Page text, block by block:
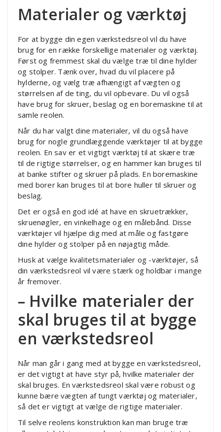
Materialer og værktøj
For at bygge din egen værkstedsreol vil du have
brug for en række forskellige materialer og værktøj.
Først og fremmest skal du vælge træ til dine hylder
og stolper. Tænk over, hvad du vil placere på
hylderne, og vælg træ afhængigt af vægten og
størrelsen af de ting, du vil opbevare. Du vil også
have brug for skruer, beslag og en boremaskine til at
samle reolen.
Når du har valgt dine materialer, vil du også have
brug for nogle grundlæggende værktøjer til at bygge
reolen. En sav er et vigtigt værktøj til at skære træ
til de rigtige størrelser, og en hammer kan bruges til
at banke stifter og skruer på plads. En boremaskine
med borer kan bruges til at bore huller til skruer og
beslag.
Det er også en god idé at have en skruetrækker,
skruenøgler, en vinkelhage og en målebånd. Disse
værktøjer vil hjælpe dig med at måle og fastgøre
dine hylder og stolper på en nøjagtig måde.
Husk at vælge kvalitetsmaterialer og -værktøjer, så
din værkstedsreol vil være stærk og holdbar i mange
år fremover.
– Hvilke materialer der
skal bruges til at bygge
en værkstedsreol
Når man går i gang med at bygge en værkstedsreol,
er det vigtigt at have styr på, hvilke materialer der
skal bruges. En værkstedsreol skal være robust og
kunne bære vægten af tungt værktøj og materialer,
så det er vigtigt at vælge de rigtige materialer.
Til selve reolens konstruktion kan man bruge træ